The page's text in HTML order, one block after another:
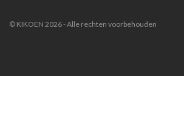
© KIKOEN 2026 - Alle rechten voorbehouden